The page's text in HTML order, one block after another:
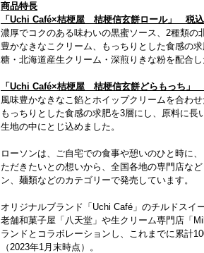
商品特長
「Uchi Café×桔梗屋 桔梗信玄餅ロール」 税込
濃厚でコクのある味わいの黒蜜ソース、2種類
豊かなきなこクリーム、もっちりとした食感の
糖・北海道産生クリーム・深煎りきな粉を配合
「Uchi Café×桔梗屋 桔梗信玄餅どらもっち」
風味豊かなきなこ餡とホイップクリームを合わ
もっちりとした食感の求肥を3層にし、原料に
生地の中にとじ込めました。
ローソンは、ご自宅での食事や憩いのひと時に
ただきたいとの想いから、全国各地の専門店な
ン、麺類などのカテゴリーで発売しています。
オリジナルブランド「Uchi Café」のチルドスイ
老舗和菓子屋「八天堂」や生クリーム専門店「
ランドとコラボレーションし、これまでに累計
（2023年1月末時点）。